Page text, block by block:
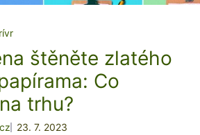
štěněte zlatého
Co
trhu?
23. 7. 2023